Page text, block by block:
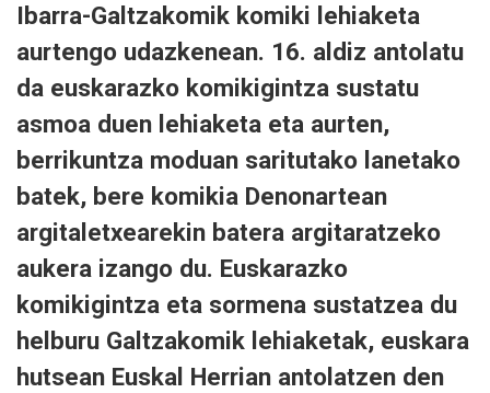
Ibarra-Galtzakomik komiki lehiaketa
aurtengo udazkenean. 16. aldiz antolatu
da euskarazko komikigintza sustatu
asmoa duen lehiaketa eta aurten,
berrikuntza moduan saritutako lanetako
batek, bere komikia Denonartean
argitaletxearekin batera argitaratzeko
aukera izango du. Euskarazko
komikigintza eta sormena sustatzea du
helburu Galtzakomik lehiaketak, euskara
hutsean Euskal Herrian antolatzen den